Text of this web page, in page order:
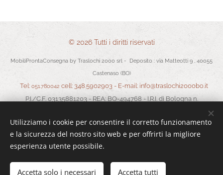
Aggiungi al carrello
© 2026 Tutti i diritti riservati
MobiliProntaConsegna by Traslochi 2000 srl - Deposito : via Matteotti 9 , 40055
Castenaso (BO)
Tel: 051.780042 cell: 348.5902903 - E-mail: info@traslochi2000bo.it
P.I./C.F. 03135881203 - REA: BO-494768 - I.R.I. di Bologna n.
Termini e Condizioni
Utilizziamo i cookie per consentire il corretto funzionamento
e la sicurezza del nostro sito web e per offrirti la migliore
esperienza utente possibile.
Accetta solo i necessari Accetta tutti